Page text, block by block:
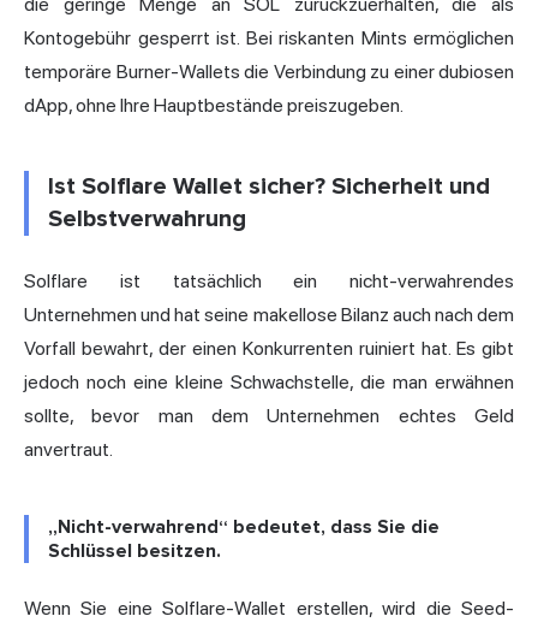
Kontogebühr gesperrt ist. Bei riskanten Mints ermöglichen
temporäre Burner-Wallets die Verbindung zu einer dubiosen
dApp, ohne Ihre Hauptbestände preiszugeben.
Ist Solflare Wallet sicher? Sicherheit und
Selbstverwahrung
Solflare ist tatsächlich ein nicht-verwahrendes
Unternehmen und hat seine makellose Bilanz auch nach dem
Vorfall bewahrt, der einen Konkurrenten ruiniert hat. Es gibt
jedoch noch eine kleine Schwachstelle, die man erwähnen
sollte, bevor man dem Unternehmen echtes Geld
anvertraut.
„Nicht-verwahrend“ bedeutet, dass Sie die
Schlüssel besitzen.
Wenn Sie eine Solflare-Wallet erstellen, wird die Seed-